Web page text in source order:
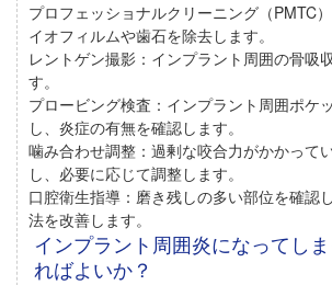
プロフェッショナルクリーニング（PMTC
イオフィルムや歯石を除去します。
レントゲン撮影： インプラント周囲の骨吸
す。
プロービング検査： インプラント周囲ポケ
し、炎症の有無を確認します。
噛み合わせ調整：過剰な咬合力がかかって
し、必要に応じて調整します。
口腔衛生指導： 磨き残しの多い部位を確認
法を改善します。
インプラント周囲炎になってし
ればよいか？